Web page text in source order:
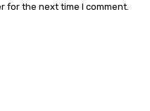
for the next time I comment.